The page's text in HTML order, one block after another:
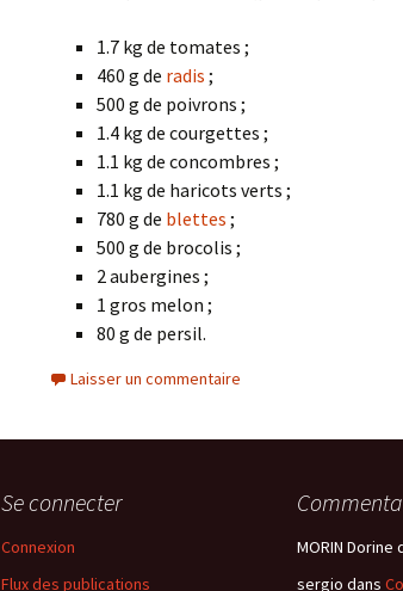
1.7 kg de tomates ;
460 g de radis ;
500 g de poivrons ;
1.4 kg de courgettes ;
1.1 kg de concombres ;
1.1 kg de haricots verts ;
780 g de blettes ;
500 g de brocolis ;
2 aubergines ;
1 gros melon ;
80 g de persil.
Laisser un commentaire
Se connecter
Connexion
Flux des publications
MORIN Dorine
sergio dans